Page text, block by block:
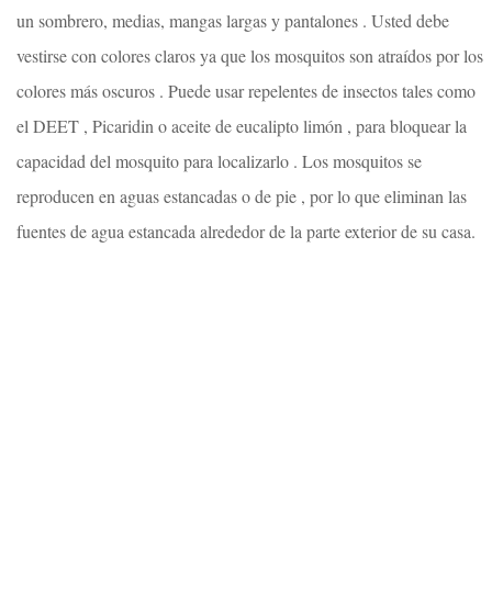
un sombrero, medias, mangas largas y pantalones . Usted debe
vestirse con colores claros ya que los mosquitos son atraídos por los
colores más oscuros . Puede usar repelentes de insectos tales como
el DEET , Picaridin o aceite de eucalipto limón , para bloquear la
capacidad del mosquito para localizarlo . Los mosquitos se
reproducen en aguas estancadas o de pie , por lo que eliminan las
fuentes de agua estancada alrededor de la parte exterior de su casa.